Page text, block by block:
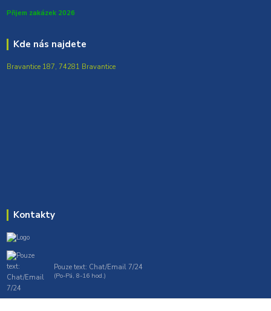
Přijem zakázek 2026
Kde nás najdete
Bravantice 187, 74281 Bravantice
Kontakty
Pouze text: Chat/Email 7/24
(Po-Pá, 8-16 hod.)